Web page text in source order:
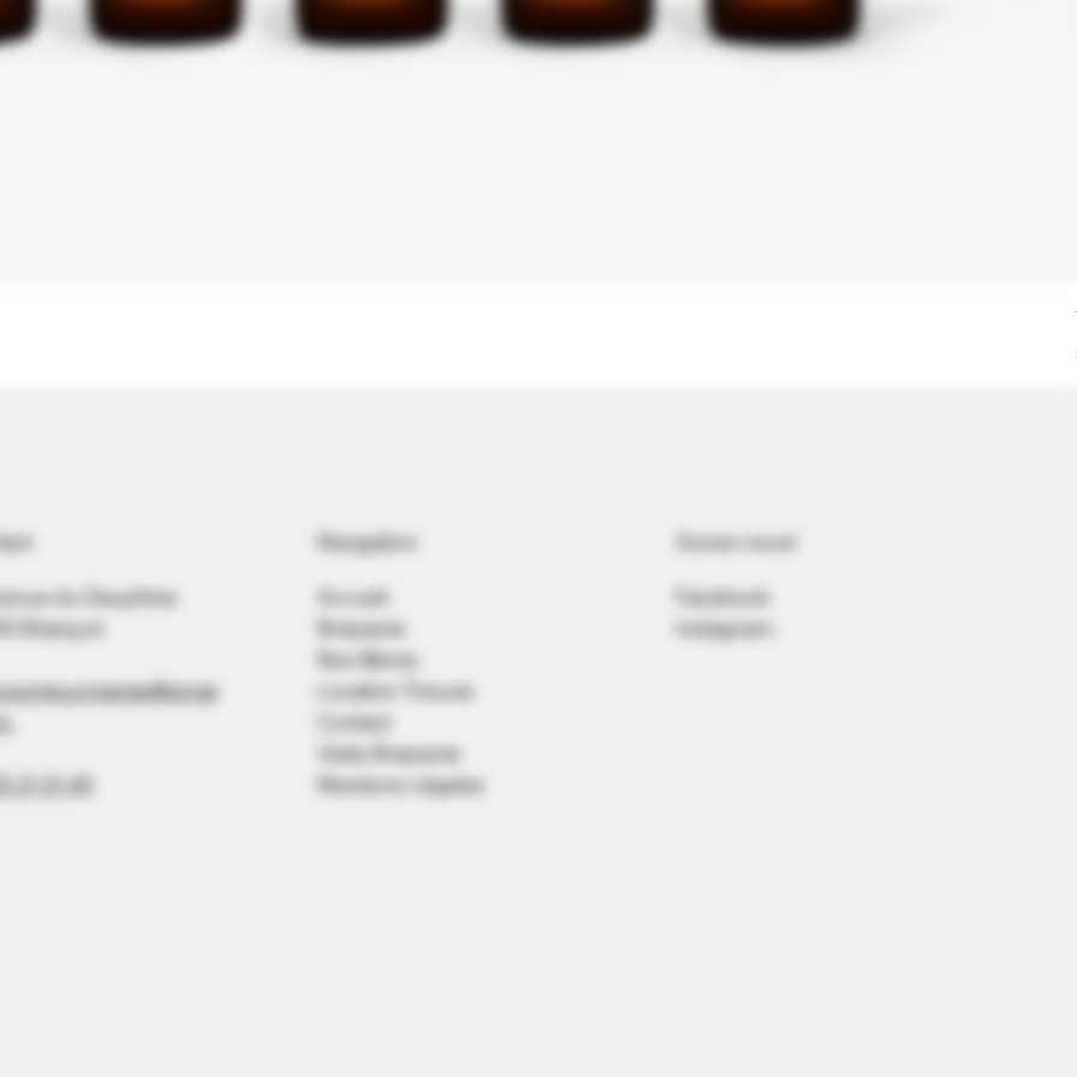
du Dauphine
Briançon
21 31 49
Navigation
Accueil
Brasserie
Nos Bières
Location Tireuse
Contact
Visite Brasserie
Mentions Légales
Suivez-nous!
Facebook
Instagram